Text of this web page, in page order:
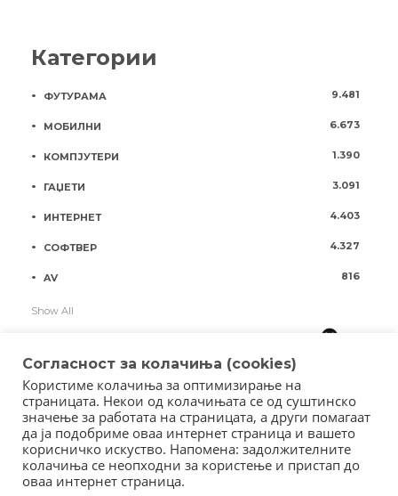
Категории
ФУТУРАМА 9.481
МОБИЛНИ 6.673
КОМПЈУТЕРИ 1.390
ГАЏЕТИ 3.091
ИНТЕРНЕТ 4.403
СОФТВЕР 4.327
AV 816
Show All
Copyright © 2018 - Member of IAB Macedonia
Согласност за колачиња (cookies)
Користиме колачиња за оптимизирање на
страницата. Некои од колачињата се од суштинско
значење за работата на страницата, а други помагаат
да ја подобриме оваа интернет страница и вашето
корисничко искуство. Напомена: задолжителните
колачиња се неопходни за користење и пристап до
оваа интернет страница.